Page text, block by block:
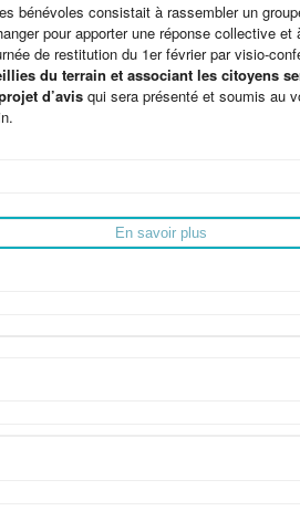
bénévoles consistait à rassembler un
pour apporter une réponse collective et
de restitution du 1er février par visio-
du terrain et associant les citoyens
d’avis qui sera présenté et soumis au
En savoir plus